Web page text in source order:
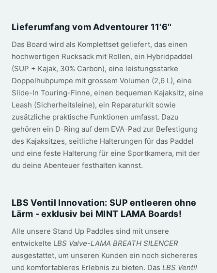
Lieferumfang vom Adventourer 11'6''
Das Board wird als Komplettset geliefert, das einen
hochwertigen Rucksack mit Rollen, ein Hybridpaddel
(SUP + Kajak, 30% Carbon), eine leistungsstarke
Doppelhubpumpe mit grossem Volumen (2,6 L), eine
Slide-In Touring-Finne, einen bequemen Kajaksitz, eine
Leash (Sicherheitsleine), ein Reparaturkit sowie
zusätzliche praktische Funktionen umfasst. Dazu
gehören ein D-Ring auf dem EVA-Pad zur Befestigung
des Kajaksitzes, seitliche Halterungen für das Paddel
und eine feste Halterung für eine Sportkamera, mit der
du deine Abenteuer festhalten kannst.
LBS Ventil Innovation: SUP entleeren ohne
Lärm - exklusiv bei MINT LAMA Boards!
Alle unsere Stand Up Paddles sind mit unsere
entwickelte LBS Valve-LAMA BREATH SILENCER
ausgestattet, um unseren Kunden ein noch sichereres
und komfortableres Erlebnis zu bieten. Das LBS Ventil